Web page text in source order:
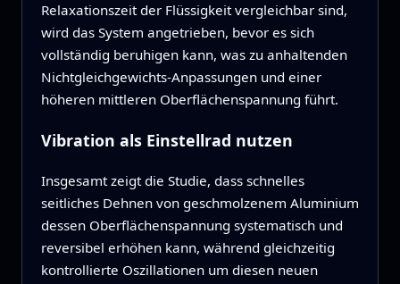
Relaxationszeit der Flüssigkeit vergleichbar sind,
wird das System angetrieben, bevor es sich
vollständig beruhigen kann, was zu anhaltenden
Nichtgleichgewichts-Anpassungen und einer
höheren mittleren Oberflächenspannung führt.
Vibration als Einstellrad nutzen
Insgesamt zeigt die Studie, dass schnelles
seitliches Dehnen von geschmolzenem Aluminium
dessen Oberflächenspannung systematisch und
reversibel erhöhen kann, während gleichzeitig
kontrollierte Oszillationen um diesen neuen